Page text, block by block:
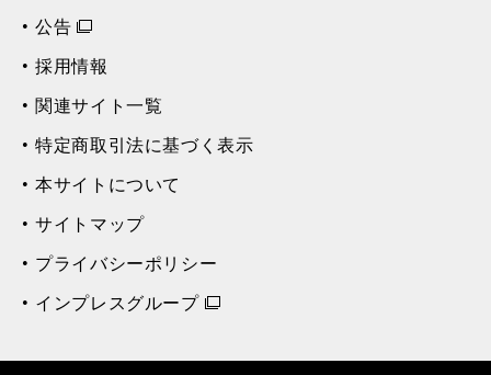
公告
採用情報
関連サイト一覧
特定商取引法に基づく表示
本サイトについて
サイトマップ
プライバシーポリシー
インプレスグループ